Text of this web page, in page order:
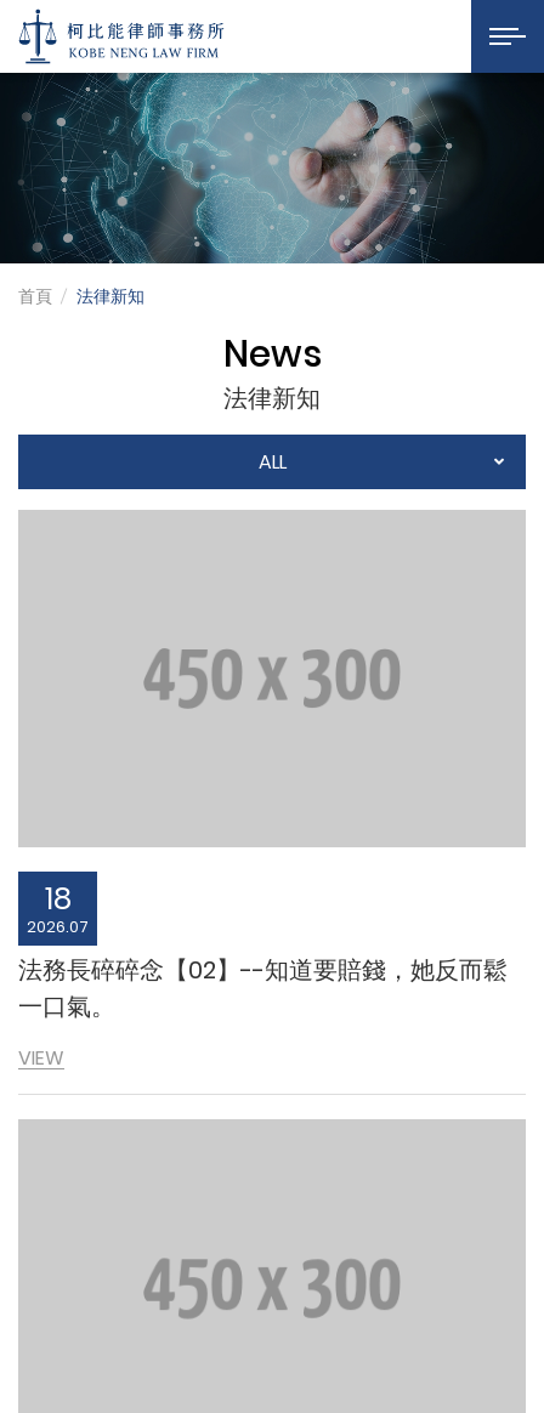
法律新知
柯比能律師事務所
展開
首頁 法律新知
News
法律新知
ALL
18
2026.07
法務長碎碎念【02】--知道要賠錢，她反而鬆
一口氣。
VIEW